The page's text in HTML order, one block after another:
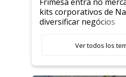
kits corporativos de
diversificar negócios
Ver todos los